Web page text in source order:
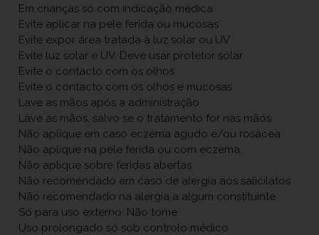
Em crianças só com indicação médica
Evite aplicar na pele ferida ou mucosas
Evite expor área tratada à luz solar ou UV
Evite luz solar e UV. Deve usar protetor solar
Evite o contacto com os olhos
Evite o contacto com os olhos e mucosas
Lave as mãos após a administração
Lave as mãos, salvo se o tratamento for nas mãos
Não aplique em caso eczema agudo e/ou rosácea
Não aplique na pele ferida ou com eczema
Não aplique sobre feridas abertas
Não recomendado em caso de alergia aos salicilatos
Não recomendado na alergia a algum constituinte
Só para uso externo. Não tome
Uso prolongado só sob controlo médico